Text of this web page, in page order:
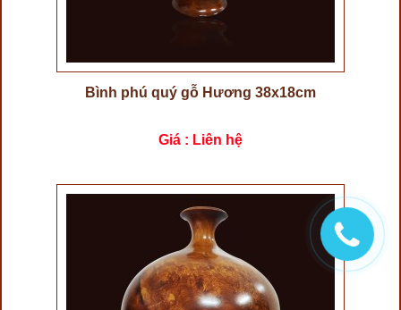
Bình phú quý gỗ Hương 38x18cm
Giá : Liên hệ